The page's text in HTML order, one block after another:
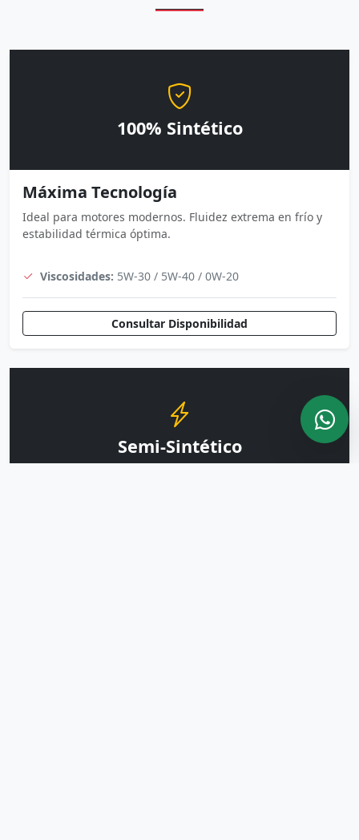
100% Sintético
Máxima Tecnología
Ideal para motores modernos. Fluidez extrema en frío y
estabilidad térmica óptima.
Viscosidades: 5W-30 / 5W-40 / 0W-20
Consultar Disponibilidad
Semi-Sintético